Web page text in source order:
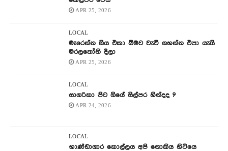
APR 25, 2026
LOCAL
මැරෙන්න ගිය එකා බිමට වැටී ගහන්න එපා යැයි
මරලතෝනි දීලා
APR 25, 2026
LOCAL
සාගරිකා පිට ගියේ සිල්පර හින්දද ?
APR 24, 2026
LOCAL
භාණ්ඩාගාර කොල්ලය අපි නොකිය හිටියෙ